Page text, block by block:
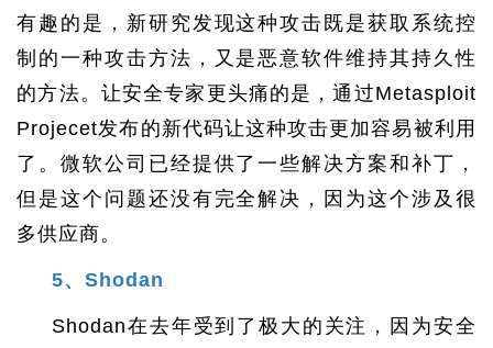
有趣的是，新研究发现这种攻击既是获取系统控
制的一种攻击方法，又是恶意软件维持其持久性
的方法。让安全专家更头痛的是，通过Metasploit
Projecet发布的新代码让这种攻击更加容易被利用
了。微软公司已经提供了一些解决方案和补丁，
但是这个问题还没有完全解决，因为这个涉及很
多供应商。
5、Shodan
Shodan在去年受到了极大的关注，因为安全